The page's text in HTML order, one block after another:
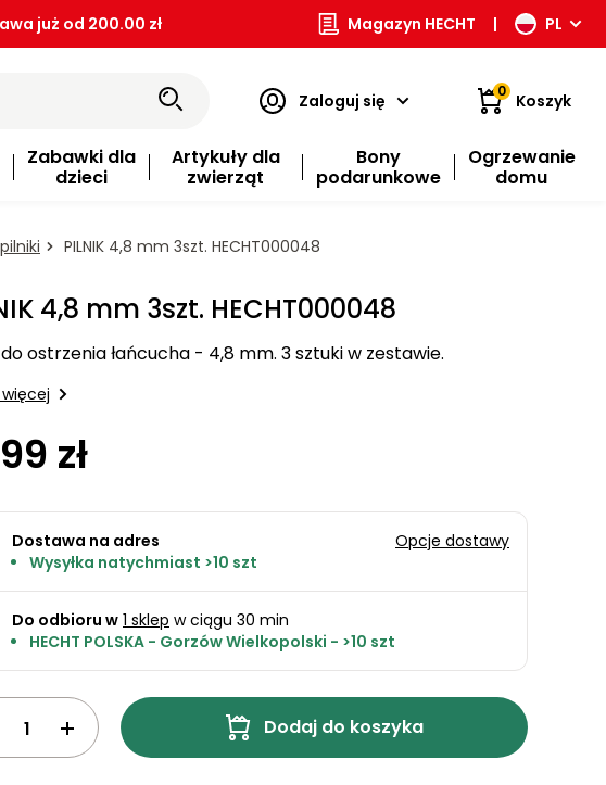
już od 200.00 zł Magazyn HECHT | PL
Zaloguj się 0 Koszyk
Zabawki dla
dzieci
Artykuły dla
zwierząt
Bony
podarunkowe
Ogrzewanie
domu
PILNIK 4,8 mm 3szt. HECHT000048
4,8 mm 3szt. HECHT000048
ostrzenia łańcucha - 4,8 mm. 3 sztuki w zestawie.
zł
Dostawa na adres
Wysyłka natychmiast >10 szt
Opcje dostawy
Do odbioru w 1 sklep w ciągu 30 min
HECHT POLSKA - Gorzów Wielkopolski - >10 szt
Dodaj do koszyka